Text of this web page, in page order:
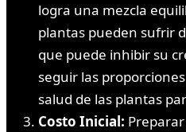
logra una mezcla
plantas pueden sufrir
que puede inhibir su
seguir las
salud de las plantas
Costo Inicial: